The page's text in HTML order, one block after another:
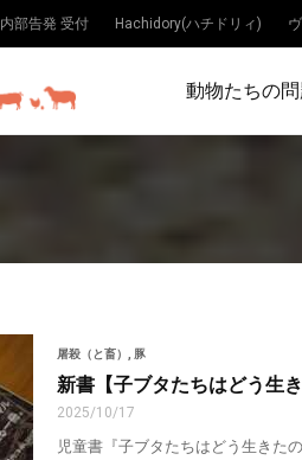
動物たちの
内部告発 受付 Hachidory(ハチドリィ)
屠殺（と畜） 豚
新書【子ブタたちはどう生
2025/10/17
児童書『子ブタたちはどう生きた